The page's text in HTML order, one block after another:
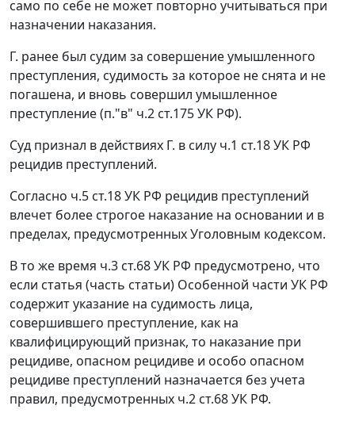
само по себе не может повторно учитываться при
назначении наказания.
Г. ранее был судим за совершение умышленного
преступления, судимость за которое не снята и не
погашена, и вновь совершил умышленное
преступление (п."в" ч.2 ст.175УК РФ).
Суд признал в действиях Г. в силу ч.1 ст.18УК РФ
рецидив преступлений.
Согласно ч.5 ст.18УК РФ рецидив преступлений
влечет более строгое наказание на основании и в
пределах, предусмотренных Уголовным кодексом.
В то же время ч.3 ст.68УК РФ предусмотрено, что
если статья (часть статьи) Особенной части УК РФ
содержит указание на судимость лица,
совершившего преступление, как на
квалифицирующий признак, то наказание при
рецидиве, опасном рецидиве и особо опасном
рецидиве преступлений назначается без учета
правил, предусмотренных ч.2 ст.68УК РФ.